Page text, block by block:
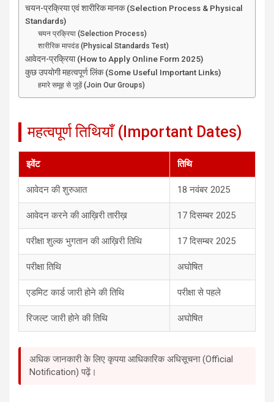
चयन-प्रक्रिया एवं शारीरिक मानक (Selection Process & Physical
Standards)
चयन प्रक्रिया (Selection Process)
शारीरिक मापदंड (Physical Standards Test)
आवेदन-प्रक्रिया (How to Apply Online Form 2025)
कुछ उपयोगी महत्वपूर्ण लिंक (Some Useful Important Links)
हमारे समूह से जुड़ें (Join Our Groups)
महत्वपूर्ण तिथियाँ (Important Dates)
इवेंट तिथि
आवेदन की शुरुआत 18 नवंबर 2025
आवेदन करने की आख़िरी तारीख़ 17 दिसम्बर 2025
परीक्षा शुल्क भुगतान की आख़िरी तिथि 17 दिसम्बर 2025
परीक्षा तिथि अघोषित
एडमिट कार्ड जारी होने की तिथि परीक्षा से पहले
रिजल्ट जारी होने की तिथि अघोषित
अधिक जानकारी के लिए कृपया आधिकारिक अधिसूचना (Official
Notification) पढ़ें।